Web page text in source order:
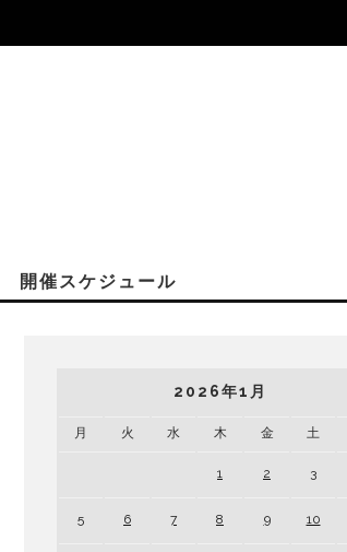
開催スケジュール
2026年1月
月 火 水 木 金 土
1 2 3
5 6 7 8 9 10